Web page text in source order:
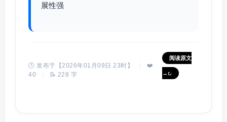
展性强
🕒 发布于【2026年01月09日 23时】
❤️
40
📝 228 字
阅读原文
→